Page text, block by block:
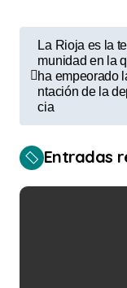
a
e
g
a
c
La Rioja es la
munidad en la
ha empeorado
ntación de la
cia
Entradas